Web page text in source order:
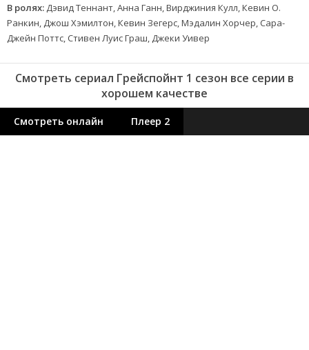
В ролях: Дэвид Теннант, Анна Ганн, Вирджиния Кулл, Кевин О.
Ранкин, Джош Хэмилтон, Кевин Зегерс, Мэдалин Хорчер, Сара-
Джейн Поттс, Стивен Луис Граш, Джеки Уивер
Смотреть сериал Грейспойнт 1 сезон все серии в
хорошем качестве
Смотреть онлайн Плеер 2